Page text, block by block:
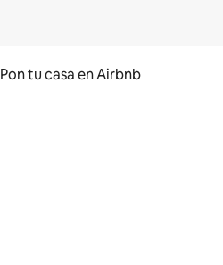
Pon tu casa en Airbnb